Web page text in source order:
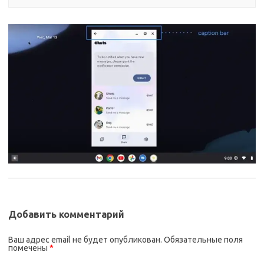
Добавить комментарий
Ваш адрес email не будет опубликован. Обязательные поля
помечены *